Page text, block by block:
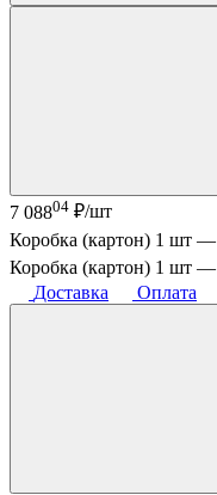
7 08804 ₽/шт
Коробка (картон) 1 шт —
Коробка (картон) 1 шт —
Доставка
Оплата